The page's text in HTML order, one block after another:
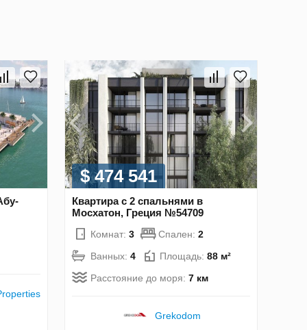
$ 474 541
Квартира с 2 спальнями в
Мосхатон, Греция №54709
Комнат: 3 Спален: 2
Ванных: 4 Площадь: 88 м²
Расстояние до моря: 7 км
Grekodom